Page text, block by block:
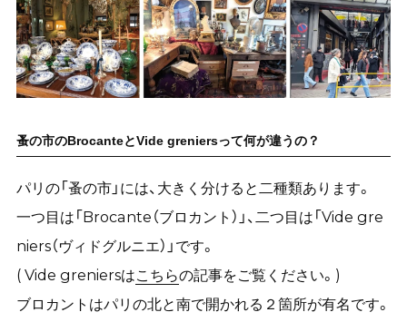
蚤の市のBrocanteとVide greniersって何が違うの？
パリの「蚤の市」には、大きく分けると二種類あります。
一つ目は「Brocante（ブロカント）」、二つ目は「Vide gre
niers（ヴィドグルニエ）」です。
( Vide greniersはこちらの記事をご覧ください。)
ブロカントはパリの北と南で開かれる２箇所が有名です。